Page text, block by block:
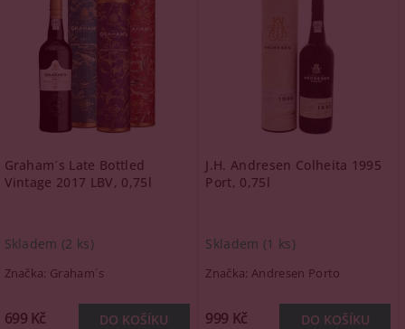
Graham´s Late Bottled
Vintage 2017 LBV, 0,75l
Skladem (2 ks)
Značka: Graham´s
699 Kč
J.H. Andresen Colheita 1995
Port, 0,75l
Skladem (1 ks)
Značka: Andresen Porto
999 Kč